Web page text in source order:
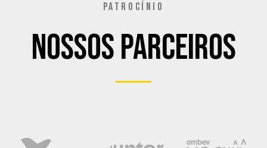
PATROCÍNIO
Nossos Parceiros